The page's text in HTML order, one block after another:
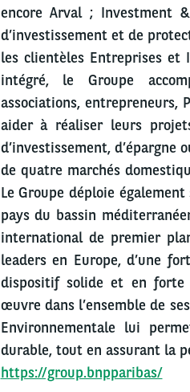
encore Arval ; Investment
d’investissement et de
les clientèles Entreprises et
intégré, le Groupe
associations, entrepreneurs,
aider à réaliser leurs
d’investissement, d’épargne
de quatre marchés
Le Groupe déploie
pays du bassin
international de premier
leaders en Europe, d’une
dispositif solide et en forte
œuvre dans l’ensemble de
Environnementale lui
durable, tout en assurant la
https://group.bnpparibas/